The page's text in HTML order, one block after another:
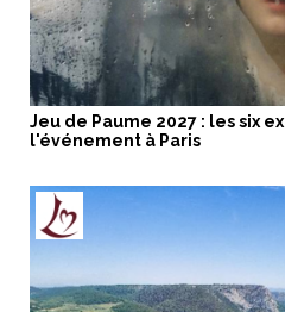
Jeu de Paume 2027 : les six
l'événement à Paris